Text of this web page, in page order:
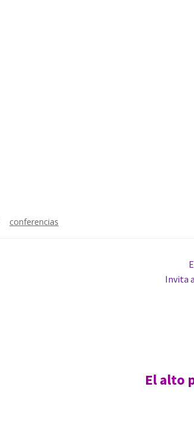
conferencias
Invita
El alto